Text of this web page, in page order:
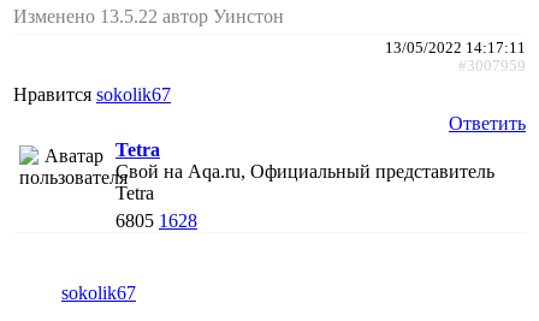
Изменено 13.5.22 автор Уинстон
13/05/2022 14:17:11
#3007959
Нравится sokolik67
Ответить
Tetra
Свой на Aqa.ru, Официальный представитель
Tetra
6805 1628
sokolik67